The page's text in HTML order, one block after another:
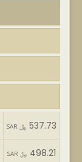
SAR ﷼ 537.73
SAR ﷼ 498.21